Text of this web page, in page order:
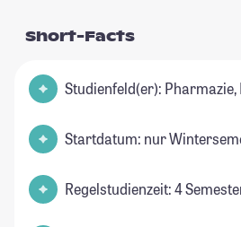
Short-Facts
Studienfeld(er):
Startdatum: nur
Regelstudienzeit: 4